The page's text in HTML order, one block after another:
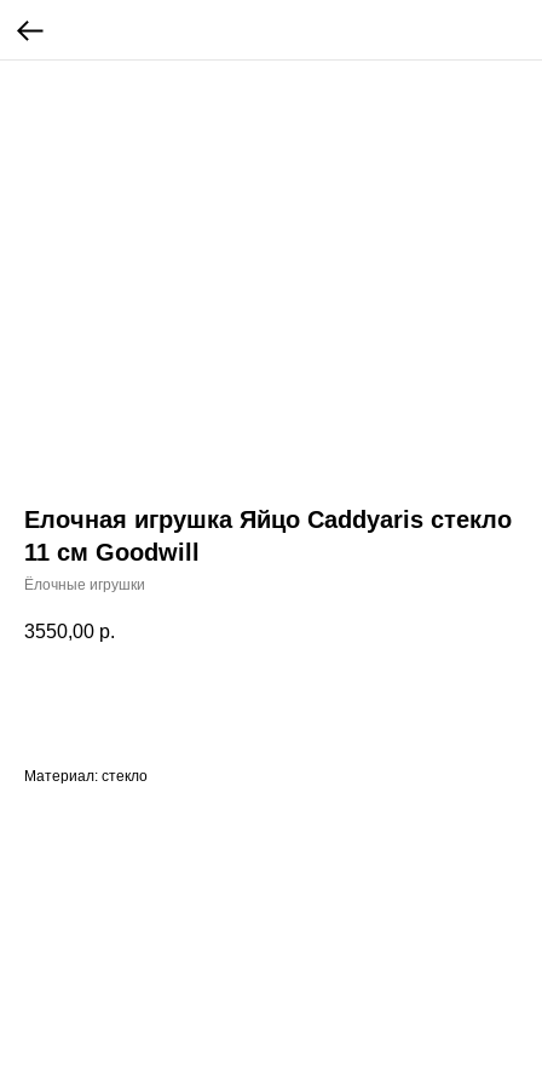
Елочная игрушка Яйцо Caddyaris стекло
11 см Goodwill
Ёлочные игрушки
3550,00 р.
Материал: стекло